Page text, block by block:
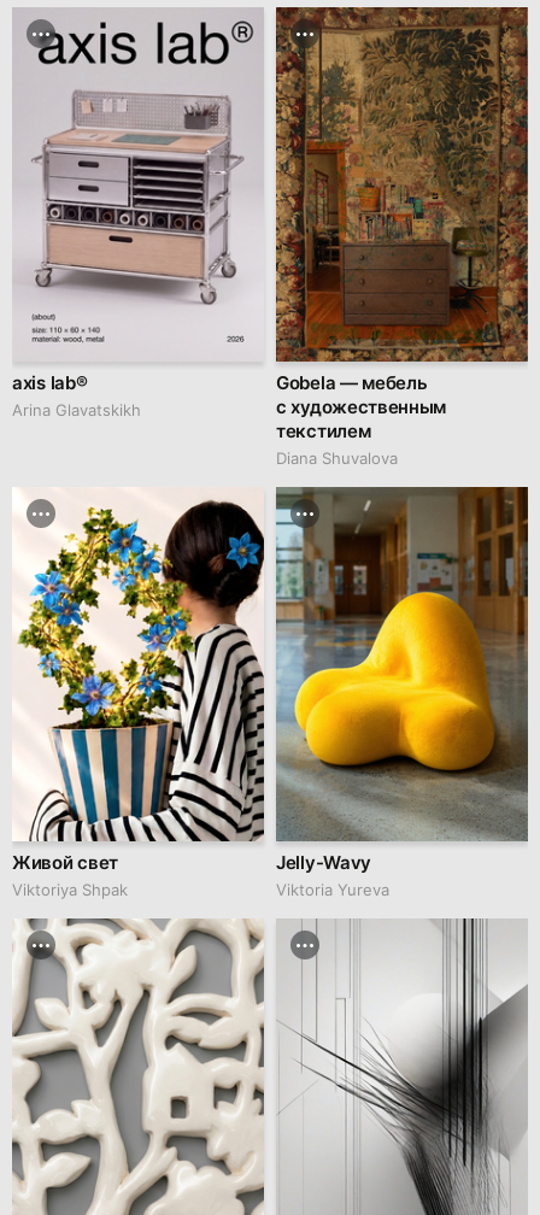
axis lab®
Arina Glavatskikh
Gobela — мебель
с художественным
текстилем
Diana Shuvalova
Живой свет
Viktoriya Shpak
Jelly-Wavy
Viktoria Yureva